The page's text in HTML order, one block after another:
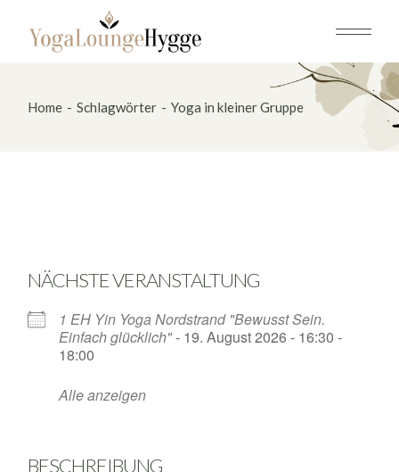
content
Home Schlagwörter Yoga in kleiner Gruppe
NÄCHSTE VERANSTALTUNG
1 EH Yin Yoga Nordstrand "Bewusst Sein.
Einfach glücklich"- 19. August 2026 - 16:30 -
18:00
Alle anzeigen
BESCHREIBUNG